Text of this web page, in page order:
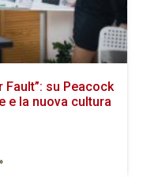
Fault”: su Peacock
e la nuova cultura